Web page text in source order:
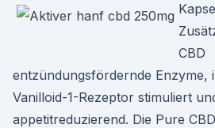
CBD
entzündungsfördernde Enzyme,
Vanilloid-1-Rezeptor stimuliert
appetitreduzierend. Die Pure